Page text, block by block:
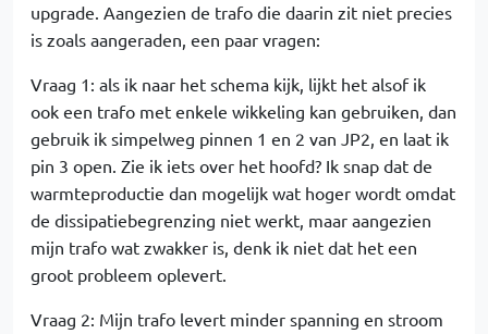
upgrade. Aangezien de trafo die daarin zit niet precies
is zoals aangeraden, een paar vragen:
Vraag 1: als ik naar het schema kijk, lijkt het alsof ik
ook een trafo met enkele wikkeling kan gebruiken, dan
gebruik ik simpelweg pinnen 1 en 2 van JP2, en laat ik
pin 3 open. Zie ik iets over het hoofd? Ik snap dat de
warmteproductie dan mogelijk wat hoger wordt omdat
de dissipatiebegrenzing niet werkt, maar aangezien
mijn trafo wat zwakker is, denk ik niet dat het een
groot probleem oplevert.
Vraag 2: Mijn trafo levert minder spanning en stroom